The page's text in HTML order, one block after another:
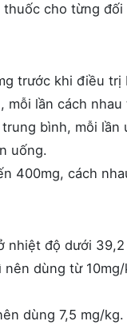
cho từng đối
trước khi điều
lần cách
bình, mỗi lần
uống.
400mg, cách
độ dưới
dùng từ
dùng 7,5 mg/